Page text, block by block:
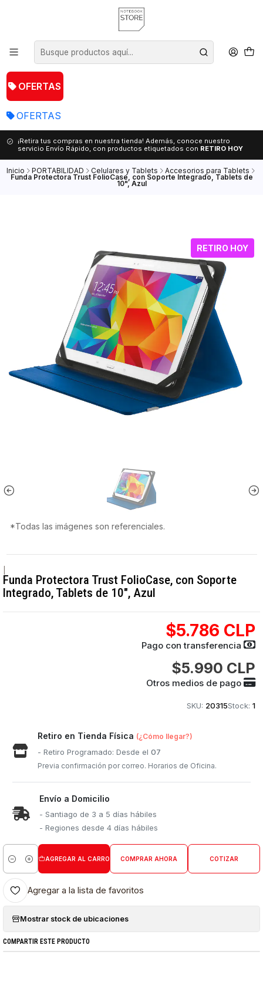
OFERTAS
OFERTAS
¡Retira tus compras en nuestra tienda! Además, conoce nuestro
servicio Envío Rápido, con productos etiquetados con RETIRO HOY
Inicio PORTABILIDAD Celulares y Tablets Accesorios para Tablets
Funda Protectora Trust FolioCase, con Soporte Integrado, Tablets de
10", Azul
RETIRO HOY
*Todas las imágenes son referenciales.
Funda Protectora Trust FolioCase, con Soporte
Integrado, Tablets de 10", Azul
$5.786 CLP
Pago con transferencia
$5.990 CLP
Otros medios de pago
SKU: 20315Stock: 1
Retiro en Tienda Física (¿Cómo llegar?)
- Retiro Programado: Desde el07
Previa confirmación por correo. Horarios de Oficina.
Envío a Domicilio
- Santiago de 3 a 5 días hábiles
- Regiones desde 4 días hábiles
Cantidad
AGREGAR AL CARRO COMPRAR AHORA COTIZAR
Agregar a la lista de favoritos
Mostrar stock de ubicaciones
COMPARTIR ESTE PRODUCTO